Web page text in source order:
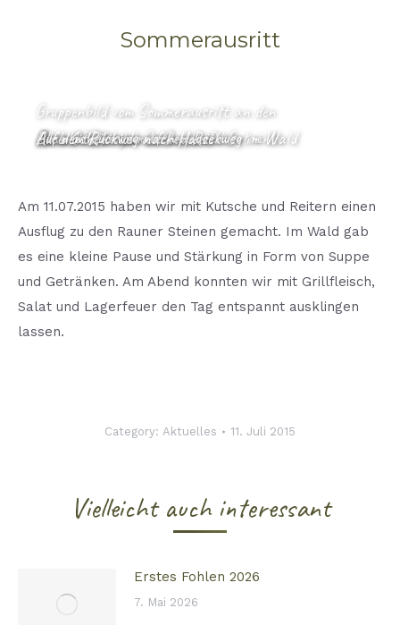
Sommerausritt
Kurze Pause beim Sommerausritt
In der Pause gab es Suppe und Getränke
Auch die Pferde nutzten die Pause im Wald
Gruppenbild vom Sommerausritt an den
Rauner Steinen
Eine Kutsche war auch dabei
Alle machen sich auf den Rückweg
Auf dem Rückweg nach Hause
Am 11.07.2015 haben wir mit Kutsche und Reitern einen
Ausflug zu den Rauner Steinen gemacht. Im Wald gab
es eine kleine Pause und Stärkung in Form von Suppe
und Getränken. Am Abend konnten wir mit Grillfleisch,
Salat und Lagerfeuer den Tag entspannt ausklingen
lassen.
Category: Aktuelles 11. Juli 2015
Vielleicht auch interessant
Erstes Fohlen 2026
7. Mai 2026